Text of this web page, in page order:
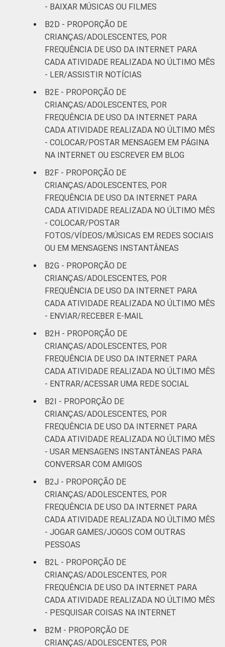
- BAIXAR MÚSICAS OU FILMES
B2D - PROPORÇÃO DE
CRIANÇAS/ADOLESCENTES, POR
FREQUÊNCIA DE USO DA INTERNET PARA
CADA ATIVIDADE REALIZADA NO ÚLTIMO MÊS
- LER/ASSISTIR NOTÍCIAS
B2E - PROPORÇÃO DE
CRIANÇAS/ADOLESCENTES, POR
FREQUÊNCIA DE USO DA INTERNET PARA
CADA ATIVIDADE REALIZADA NO ÚLTIMO MÊS
- COLOCAR/POSTAR MENSAGEM EM PÁGINA
NA INTERNET OU ESCREVER EM BLOG
B2F - PROPORÇÃO DE
CRIANÇAS/ADOLESCENTES, POR
FREQUÊNCIA DE USO DA INTERNET PARA
CADA ATIVIDADE REALIZADA NO ÚLTIMO MÊS
- COLOCAR/POSTAR
FOTOS/VÍDEOS/MÚSICAS EM REDES SOCIAIS
OU EM MENSAGENS INSTANTÂNEAS
B2G - PROPORÇÃO DE
CRIANÇAS/ADOLESCENTES, POR
FREQUÊNCIA DE USO DA INTERNET PARA
CADA ATIVIDADE REALIZADA NO ÚLTIMO MÊS
- ENVIAR/RECEBER E-MAIL
B2H - PROPORÇÃO DE
CRIANÇAS/ADOLESCENTES, POR
FREQUÊNCIA DE USO DA INTERNET PARA
CADA ATIVIDADE REALIZADA NO ÚLTIMO MÊS
- ENTRAR/ACESSAR UMA REDE SOCIAL
B2I - PROPORÇÃO DE
CRIANÇAS/ADOLESCENTES, POR
FREQUÊNCIA DE USO DA INTERNET PARA
CADA ATIVIDADE REALIZADA NO ÚLTIMO MÊS
- USAR MENSAGENS INSTANTÂNEAS PARA
CONVERSAR COM AMIGOS
B2J - PROPORÇÃO DE
CRIANÇAS/ADOLESCENTES, POR
FREQUÊNCIA DE USO DA INTERNET PARA
CADA ATIVIDADE REALIZADA NO ÚLTIMO MÊS
- JOGAR GAMES/JOGOS COM OUTRAS
PESSOAS
B2L - PROPORÇÃO DE
CRIANÇAS/ADOLESCENTES, POR
FREQUÊNCIA DE USO DA INTERNET PARA
CADA ATIVIDADE REALIZADA NO ÚLTIMO MÊS
- PESQUISAR COISAS NA INTERNET
B2M - PROPORÇÃO DE
CRIANÇAS/ADOLESCENTES, POR